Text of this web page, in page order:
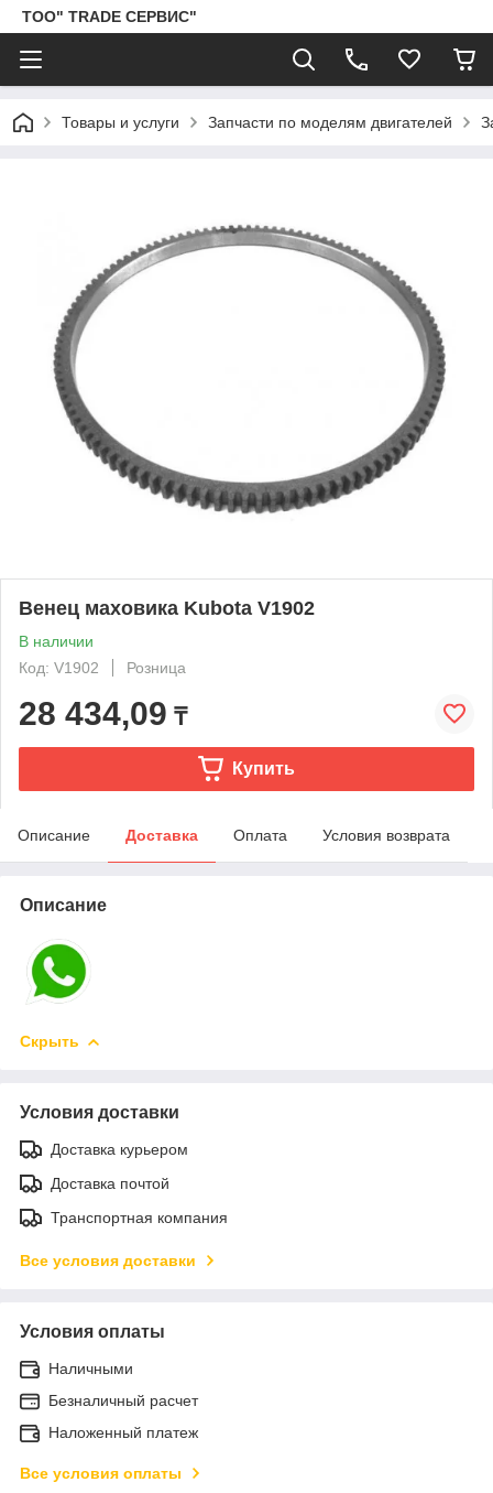
ТОО" TRADE СЕРВИС"
Товары и услуги Запчасти по моделям двигателей
Венец маховика Kubota V1902
В наличии
Код: V1902
Розница
28 434,09 ₸
Купить
Описание Доставка Оплата Условия возврата
Описание
Скрыть
Условия доставки
Доставка курьером
Доставка почтой
Транспортная компания
Все условия доставки
Условия оплаты
Наличными
Безналичный расчет
Наложенный платеж
Все условия оплаты